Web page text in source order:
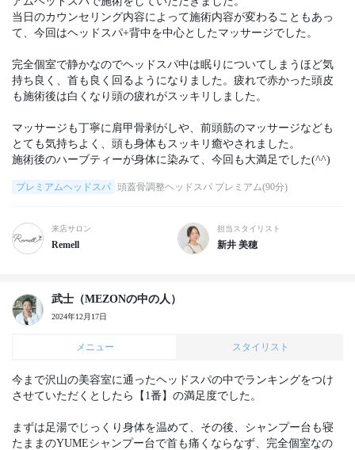
当日のカウンセリング内容によって施術内容が変わることもあっ
て、今回はヘッドスパ+背中を中心としたマッサージでした。
完全個室で静かなのでヘッドスパ中は眠りについてしまうほど気
持ち良く、首も良く回るようになりました。疲れで赤かった頭皮
も施術後は白くなり頭の疲れがスッキリしました。
マッサージも丁寧に肩甲骨剥がしや、前頭筋のマッサージなども
とても気持ちよく、頭も身体もスッキリ癒やされました。
施術後のハーブティーが身体に染みて、今回も大満足でした(^^)
プレミアムヘッドスパ 頭蓋骨調整ヘッドスパ プレミアム(90分)
来店サロン
Remell
担当スタイリスト
新井 美穂
武士（MEZONの中の人）
2024年12月17日
メニュー スタイリスト
今まで沢山の美容室に通ったヘッドスパの中でランキングをつけ
させていただくとしたら【1番】の満足度でした。
まずは足湯でじっくり身体を温めて、その後、シャンプー台も寝
たままのYUMEシャンプー台で首も痛くならなず、完全個室なの